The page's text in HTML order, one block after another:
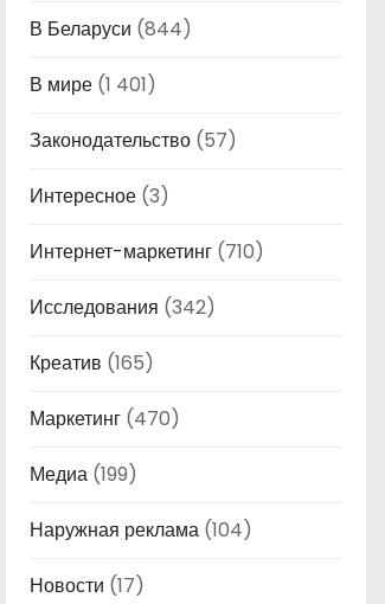
В Беларуси (844)
В мире (1 401)
Законодательство (57)
Интересное (3)
Интернет-маркетинг (710)
Исследования (342)
Креатив (165)
Маркетинг (470)
Медиа (199)
Наружная реклама (104)
Новости (17)